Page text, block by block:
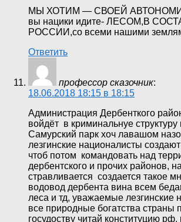
МЫ ХОТИМ — СВОЕЙ
вы нацики идите- ЛЕСОМ,В
РОССИИ,со всеми нашими
Ответить
профессор сказочник:
18.06.2018 18:15 в 18:15
Администрация Дербенткого
войдёт в криминальнуе
Самурский парк хоч лавашом
лезгинские националисты создают
чтоб потом командовать над
дербентского и прочих районов,
стравливается создается такое
водовод дербента вина всем
леса и тд, уважаемые лезгинские
все природные богатства страны
госудоству читай конституцию